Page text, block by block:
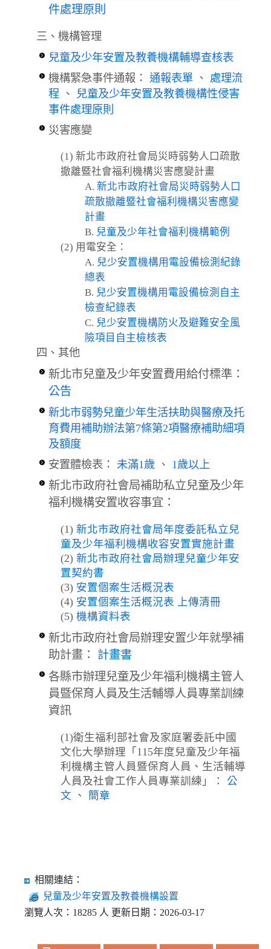
件處理原則
三、機構管理
兒童及少年安置及教養機構輔導查核表
機構緊急事件通報： 通報表單 、 處理流
程
、 兒童及少年安置及教養機構性侵害
事件處理原則
災害應變
(1) 新北市政府社會局災時弱勢人口疏散
撤離暨社會福利機構災害應變計畫
A. 新北市政府社會局災時弱勢人口
疏散撤離暨社會福利機構災害應變
計畫
B. 兒童及少年社會福利機構範例
(2) 用電安全：
A. 兒少安置機構用電設備檢測紀錄
總表
B. 兒少安置機構用電設備檢測自主
檢查紀錄表
C. 兒少安置機構防火及避難安全風
險項目自主檢核表
四、 其他
新北市兒童及少年安置費用給付標準：
公告
新北市弱勢兒童少年生活扶助與醫療及托
育費用補助辦法第7條第2項醫療補助細項
及額度
安置體檢表： 未滿1歲 、 1歲以上
新北市政府社會局補助私立兒童及少年
福利機構安置收容事宜：
(1) 新北市政府社會局年度委託私立兒
童及少年福利機構收容安置實施計畫
(2) 新北市政府社會局辦理兒童少年安
置契約書
(3) 安置個案生活概況表
(4) 安置個案生活概況表 上傳清冊
(5) 機構資料表
新北市政府社會局辦理安置少年就學補
助計畫： 計畫書
各縣市辦理兒童及少年福利機構主管人
員暨保育人員及生活輔導人員專業訓練
資訊
(1)衛生福利部社會及家庭署委託中國
文化大學辦理「115年度兒童及少年福
利機構主管人員暨保育人員、生活輔導
人員及社會工作人員專業訓練」： 公
文 、 簡章
相關連結：
兒童及少年安置及教養機構設置
瀏覽人次：18285 人 更新日期：2026-03-17